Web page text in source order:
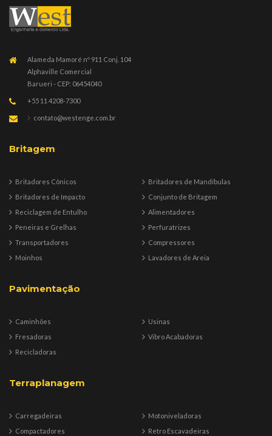
Alameda Mamoré nº 911 Conj. 104
Alphaville Comercial
Barueri - CEP: 06454040
+55 11 4208-7300
contato@westenge.com.br
Britagem
Britadores Cônicos
Britadores de Impacto
Reciclagem de Entulho
Peneiras e Grelhas
Transportadores
Moinhos
Britadores de Mandíbulas
Conjunto de Britagem
Alimentadores
Perfuratrizes
Compressores
Lavadores de Areia
Pavimentação
Caminhões
Fresadoras
Recicladoras
Usinas
Vibro Acabadoras
Terraplanagem
Carregadeiras
Compactadores
Motoniveladoras
Retro Escavadeiras